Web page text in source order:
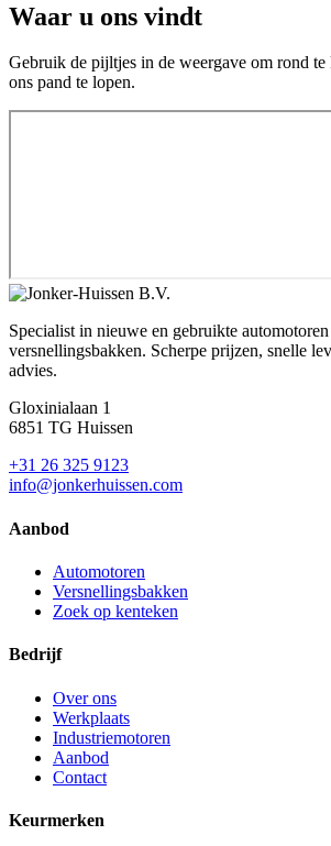
Waar u ons vindt
Gebruik de pijltjes in de weergave om rond
ons pand te lopen.
Specialist in nieuwe en gebruikte
versnellingsbakken. Scherpe prijzen, snelle
advies.
Gloxinialaan 1
6851 TG Huissen
+31 26 325 9123
info@jonkerhuissen.com
Aanbod
Automotoren
Versnellingsbakken
Zoek op kenteken
Bedrijf
Over ons
Werkplaats
Industriemotoren
Aanbod
Contact
Keurmerken